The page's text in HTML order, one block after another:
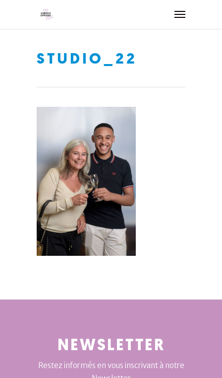
STUDIO_22
NEWSLETTER
Restez informés en vous inscrivant à notre